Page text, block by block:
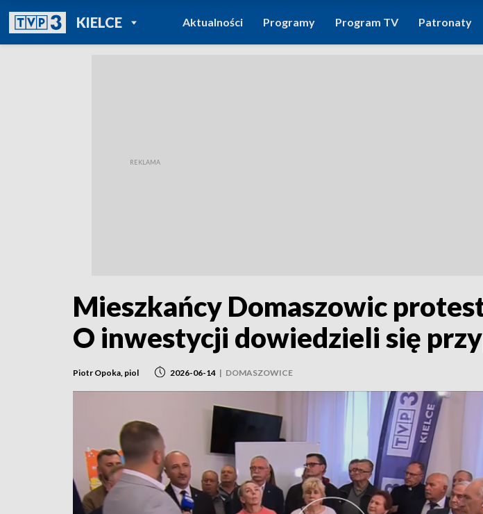
KIELCEPOWRÓT DO
TVP REGIONY
Aktualności Programy Program TV Patronaty
Mieszkańcy Domaszowic
O inwestycji dowiedzieli się
Piotr Opoka, piol 2026-06-14 | DOMASZOWICE